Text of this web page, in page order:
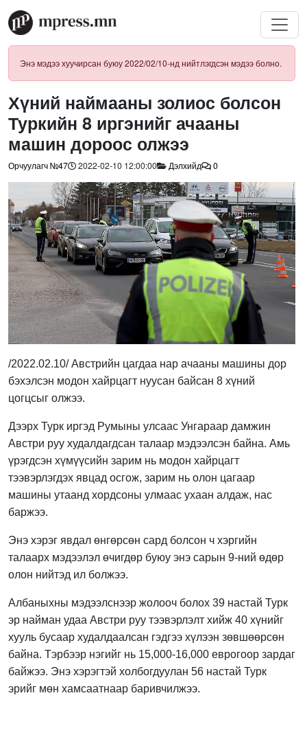
Энэ мэдээ хуучирсан буюу 2022/02/10-нд нийтлэгдсэн мэдээ болно.
Хүний наймааны золиос болсон
Туркийн 8 иргэнийг ачааны
машин дороос олжээ
Орчуулагч №47 2022-02-10 12:00:00 Дэлхийд 0
/2022.02.10/ Австрийн цагдаа нар ачааны машины дор
бэхэлсэн модон хайрцагт нуусан байсан 8 хүний
цогцсыг олжээ.
Дээрх Турк иргэд Румыны улсаас Унгараар дамжин
Австри руу худалдагдсан талаар мэдээлсэн байна. Амь
үрэгдсэн хүмүүсийн зарим нь модон хайрцагт
тээвэрлэгдэх явцад осгож, зарим нь олон цагаар
машины утаанд хордсоны улмаас ухаан алдаж, нас
баржээ.
Энэ хэрэг явдал өнгөрсөн сард болсон ч хэргийн
талаарх мэдээлэл өчигдөр буюу энэ сарын 9-ний өдөр
олон нийтэд ил болжээ.
Албаныхны мэдээлснээр жолооч болох 39 настай Турк
эр найман удаа Австри руу тээвэрлэлт хийж 40 хүнийг
хууль бусаар худалдаалсан гэдгээ хүлээн зөвшөөрсөн
байна. Тэрбээр нэгийг нь 15,000-16,000 еврогоор зардаг
байжээ. Энэ хэрэгтэй холбогдуулан 56 настай Турк
эрийг мөн хамсаатнаар баривчилжээ.